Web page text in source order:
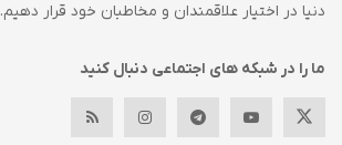
دنیا در اختیار علاقمندان و مخاطبان خود قرار دهیم.
ما را در شبکه های اجتماعی دنبال کنید